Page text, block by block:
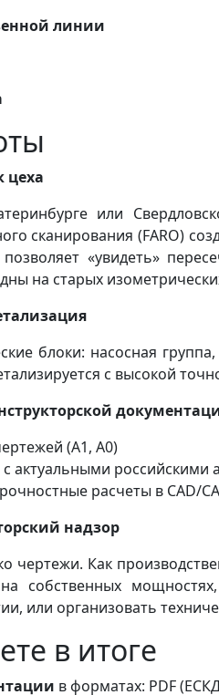
линии
цеха
или
сканирования (FARO)
«увидеть»
на старых
блоки: насосная
с высокой
(А1, А0)
актуальными российскими
расчеты в CAD/
надзор
чертежи. Как
собственных
или организовать
в итоге
в форматах: PDF